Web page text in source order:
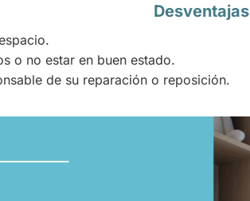
Desventajas
o no estar en buen estado.
de su reparación o reposición.